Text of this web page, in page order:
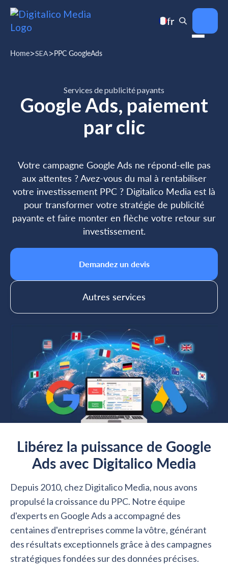
fr
Home>SEA>PPC GoogleAds
Services de publicité payants
Google Ads, paiement
par clic
Votre campagne Google Ads ne répond-elle pas
aux attentes ? Avez-vous du mal à rentabiliser
votre investissement PPC ? Digitalico Media est là
pour transformer votre stratégie de publicité
payante et faire monter en flèche votre retour sur
investissement.
Demandez un devis
Autres services
Libérez la puissance de Google
Ads avec Digitalico Media
Depuis 2010, chez Digitalico Media, nous avons
propulsé la croissance du PPC. Notre équipe
d'experts en Google Ads a accompagné des
centaines d'entreprises comme la vôtre, générant
des résultats exceptionnels grâce à des campagnes
stratégiques fondées sur des données précises.